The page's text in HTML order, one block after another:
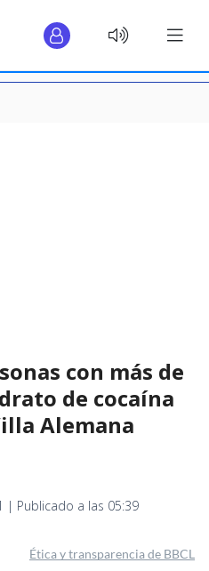
con más de
de cocaína
Alemana
| Publicado a las 05:39
Ética y transparencia de BBCL